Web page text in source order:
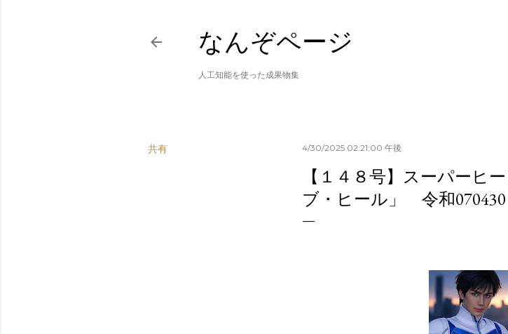
なんぞページ
人工知能を使った成果物集
共有 4/30/2025 02:21:00 午後
【１４８号】スーパーヒ
ブ・ヒール」 令和070430